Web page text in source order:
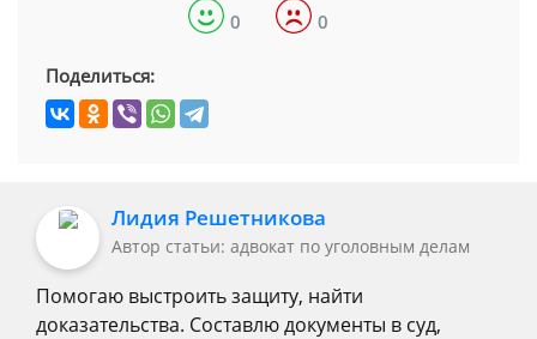
0 0
Поделиться:
Лидия Решетникова
Автор статьи: адвокат по уголовным делам
Помогаю выстроить защиту, найти
доказательства. Составлю документы в суд,